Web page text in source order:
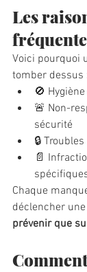
Les
Voici pourquoi
tomber dessus
🚫
🚨 Non-
sécurité
🔒
📄
Chaque
déclencher
prévenir que